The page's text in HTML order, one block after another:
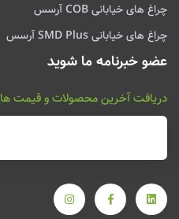
چراغ های خیابانی COB آرسس
چراغ های خیابانی SMD Plus آرسس
عضو خبرنامه ما شوید
دریافت آخرین محصولات و قیمت ها